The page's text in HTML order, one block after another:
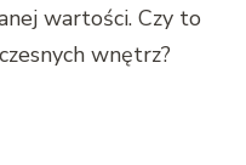
wartości. Czy to
wnętrz?